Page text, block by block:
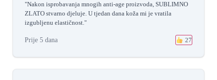
"Nakon isprobavanja mnogih anti-age proizvoda, SUBLIMNO
ZLATO stvarno djeluje. U tjedan dana koža mi je vratila
izgubljenu elastičnost."
Prije 5 dana 27